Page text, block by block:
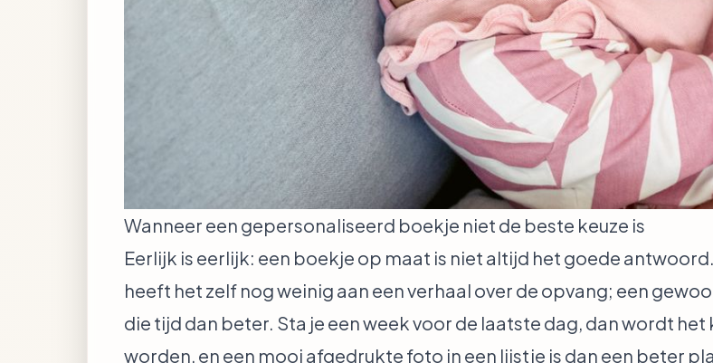
Wanneer een gepersonaliseerd boekje niet de beste keuze is
Eerlijk is eerlijk: een boekje op maat is niet altijd het goede
heeft het zelf nog weinig aan een verhaal over de opvang; een
die tijd dan beter. Sta je een week voor de laatste dag, dan wordt
worden, en een mooi afgedrukte foto in een lijstje is dan een beter